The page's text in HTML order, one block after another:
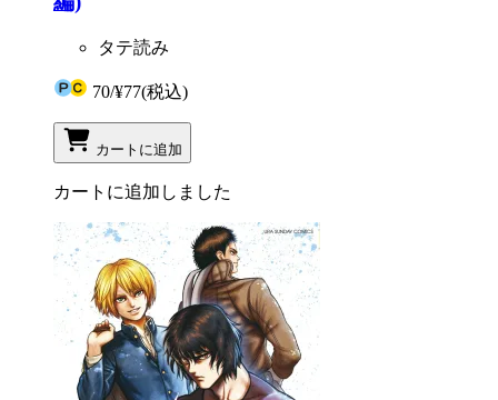
タテ読み
70/¥77(税込)
カートに追加
カートに追加しました